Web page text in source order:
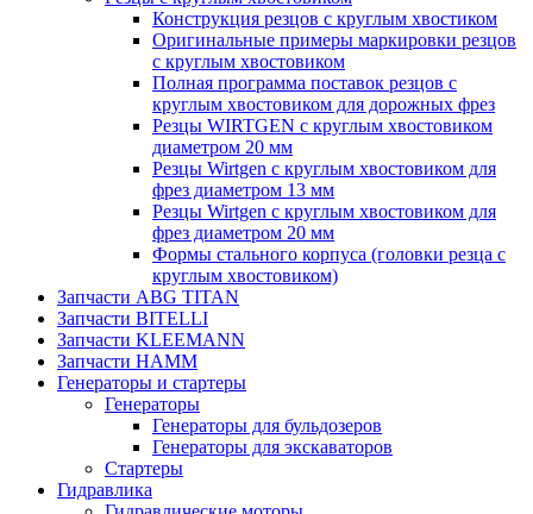
Конструкция резцов с круглым хвостиком
Оригинальные примеры маркировки резцов
с круглым хвостовиком
Полная программа поставок резцов с
круглым хвостовиком для дорожных фрез
Резцы WIRTGEN с круглым хвостовиком
диаметром 20 мм
Резцы Wirtgen с круглым хвостовиком для
фрез диаметром 13 мм
Резцы Wirtgen с круглым хвостовиком для
фрез диаметром 20 мм
Формы стального корпуса (головки резца с
круглым хвостовиком)
Запчасти ABG TITAN
Запчасти BITELLI
Запчасти KLEEMANN
Запчасти HAMM
Генераторы и стартеры
Генераторы
Генераторы для бульдозеров
Генераторы для экскаваторов
Стартеры
Гидравлика